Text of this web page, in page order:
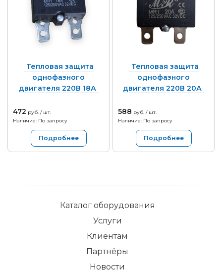
Тепловая защита
однофазного
двигателя 220В 18А
472 руб. / шт.
Наличие: По запросу
Подробнее
Тепловая защита
однофазного
двигателя 220В 20А
588 руб. / шт.
Наличие: По запросу
Подробнее
Каталог оборудования
Услуги
Клиентам
Партнёры
Новости